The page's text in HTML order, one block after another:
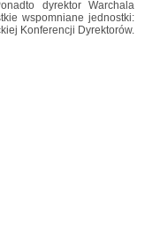
dyrektor Warchala
wspomniane jednostki:
Konferencji Dyrektorów.